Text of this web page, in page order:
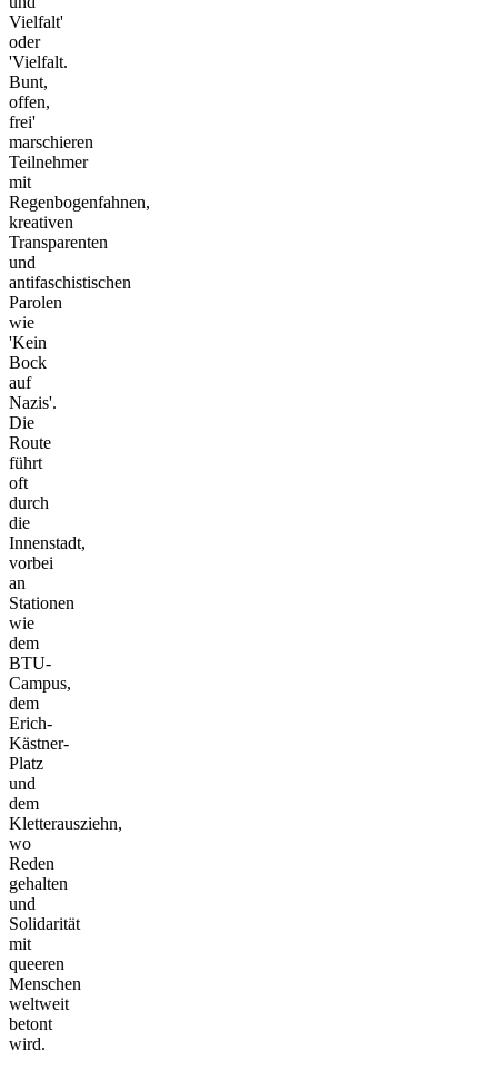
Vielfalt'
oder
'Vielfalt.
Bunt,
offen,
frei'
marschieren
Teilnehmer
mit
Regenbogenfahnen,
kreativen
Transparenten
und
antifaschistischen
Parolen
wie
'Kein
Bock
auf
Nazis'.
Die
Route
führt
oft
durch
die
Innenstadt,
vorbei
an
Stationen
wie
dem
BTU-
Campus,
dem
Erich-
Kästner-
Platz
und
dem
Kletterausziehn,
wo
Reden
gehalten
und
Solidarität
mit
queeren
Menschen
weltweit
betont
wird.